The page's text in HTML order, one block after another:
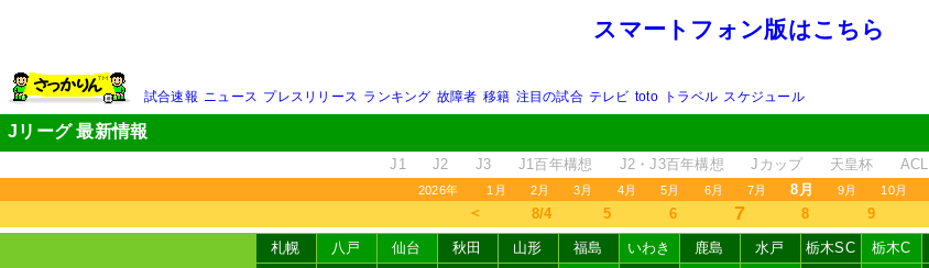
スマートフォン版はこちら
試合速報 ニュース プレスリリース ランキング 故障者 移籍 注目の試合 テレビ toto トラベル スケジュール
Jリーグ 最新情報
J1 J2 J3 J1百年構想 J2・J3百年構想 Jカップ 天皇杯 ACL
2026年 1月 2月 3月 4月 5月 6月 7月 8月 9月 10月
＜ 8/4 5 6 7 8 9
札幌 八戸 仙台 秋田 山形 福島 いわき 鹿島 水戸 栃木SC 栃木C